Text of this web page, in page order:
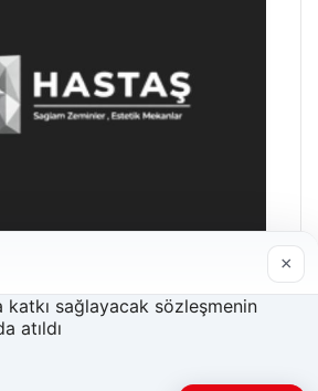
Bürosu
×